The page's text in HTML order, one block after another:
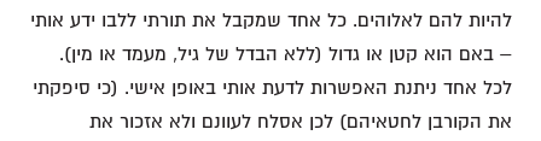
להיות להם לאלוהים. כל אחד שמקבל את תורתי ללבו ידע אותי
– באם הוא קטן או גדול (ללא הבדל של גיל, מעמד או מין).
לכל אחד ניתנת האפשרות לדעת אותי באופן אישי. (כי סיפקתי
את הקורבן לחטאיהם) לכן אסלח לעוונם ולא אזכור את